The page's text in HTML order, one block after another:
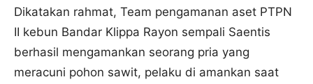
Dikatakan rahmat, Team pengamanan aset PTPN
II kebun Bandar Klippa Rayon sempali Saentis
berhasil mengamankan seorang pria yang
meracuni pohon sawit, pelaku di amankan saat